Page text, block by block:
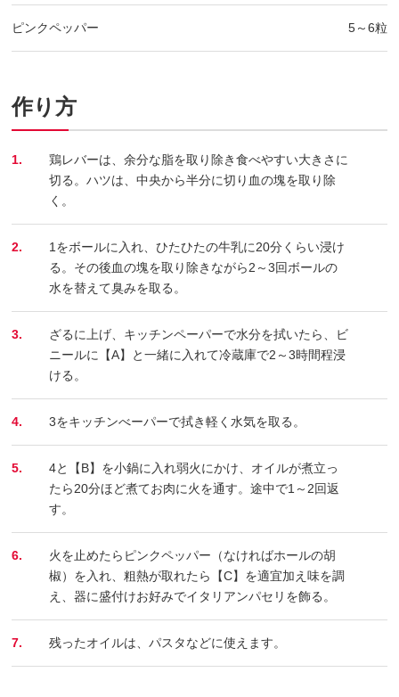
ピンクペッパー 5～6粒
作り方
1.
鶏レバーは、余分な脂を取り除き食べやすい大きさに
切る。ハツは、中央から半分に切り血の塊を取り除
く。
2.
1をボールに入れ、ひたひたの牛乳に20分くらい浸け
る。その後血の塊を取り除きながら2～3回ボールの
水を替えて臭みを取る。
3.
ざるに上げ、キッチンペーパーで水分を拭いたら、ビ
ニールに【A】と一緒に入れて冷蔵庫で2～3時間程浸
ける。
4. 3をキッチンべーパーで拭き軽く水気を取る。
5.
4と【B】を小鍋に入れ弱火にかけ、オイルが煮立っ
たら20分ほど煮てお肉に火を通す。途中で1～2回返
す。
6.
火を止めたらピンクペッパー（なければホールの胡
椒）を入れ、粗熱が取れたら【C】を適宜加え味を調
え、器に盛付けお好みでイタリアンパセリを飾る。
7. 残ったオイルは、パスタなどに使えます。